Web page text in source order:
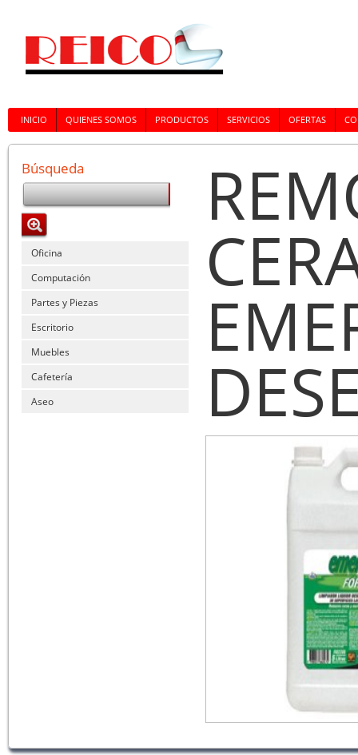
INICIO QUIENES SOMOS PRODUCTOS SERVICIOS OFERTAS
Búsqueda
Oficina
Computación
Partes y Piezas
Escritorio
Muebles
Cafetería
Aseo